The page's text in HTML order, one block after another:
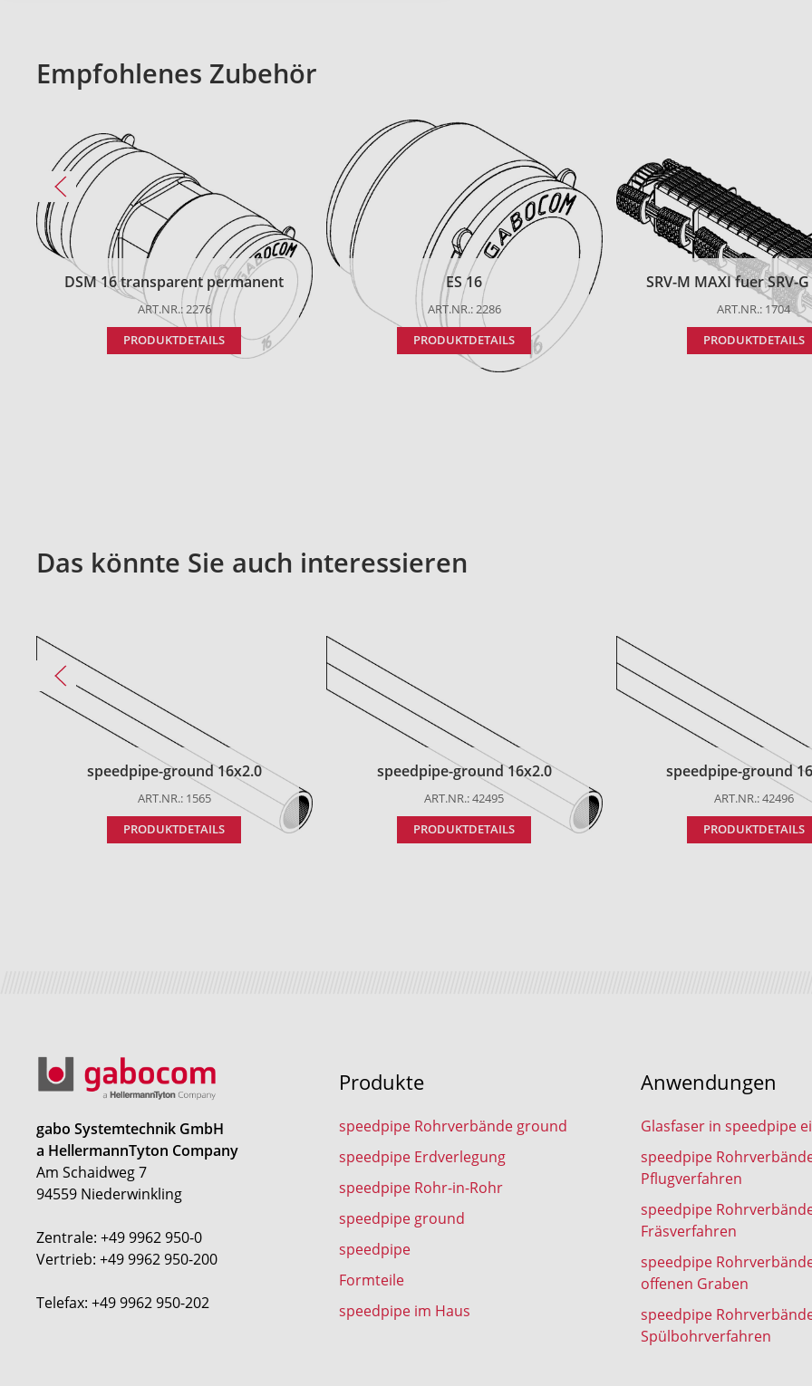
Empfohlenes Zubehör
DSM 16 transparent permanent
ART.NR.: 2276
PRODUKTDETAILS
ES 16
ART.NR.: 2286
PRODUKTDETAILS
SRV-M MAXI fuer SRV-
ART.NR.: 1704
PRODUKTDETAILS
Das könnte Sie auch interessieren
speedpipe-ground 16x2.0
ART.NR.: 1565
PRODUKTDETAILS
speedpipe-ground 16x2.0
ART.NR.: 42495
PRODUKTDETAILS
speedpipe-ground
ART.NR.: 42496
PRODUKTDETAILS
gabo Systemtechnik GmbH
a HellermannTyton Company
Am Schaidweg 7
94559 Niederwinkling
Zentrale: +49 9962 950-0
Vertrieb: +49 9962 950-200
Telefax: +49 9962 950-202
Produkte
speedpipe Rohrverbände ground
speedpipe Erdverlegung
speedpipe Rohr-in-Rohr
speedpipe ground
speedpipe
Formteile
speedpipe im Haus
Anwendungen
Glasfaser in speedpipe
speedpipe
Pflugverfahren
speedpipe
Fräsverfahren
speedpipe
offenen Graben
speedpipe
Spülbohrverfahren